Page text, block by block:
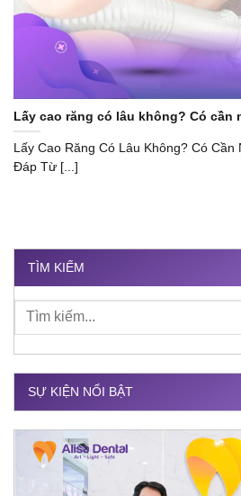
Lấy cao răng có lâu không? Có cần
Lấy Cao Răng Có Lâu Không? Có Cần
Đáp Từ [...]
TÌM KIẾM
SỰ KIỆN NỔI BẬT